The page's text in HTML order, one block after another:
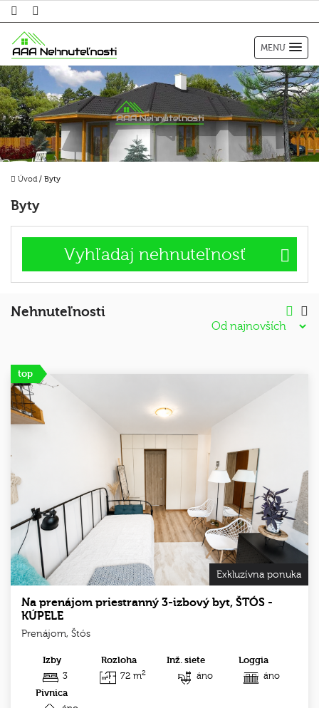
MENU
Úvod/ Byty
Byty
Vyhľadaj nehnuteľnosť
Nehnuteľnosti
Exkluzívna ponuka
Na prenájom priestranný 3-izbový byt, ŠTÓS -
KÚPELE
Prenájom, Štós
Izby
3
Rozloha
72 m2
Inž. siete
áno
Loggia
áno
Pivnica
top